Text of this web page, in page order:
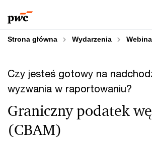
do
treści
do
stopki
Strona główna Wydarzenia
Czy jesteś gotowy na
wyzwania w raportowaniu?
Graniczny podatek
(CBAM)